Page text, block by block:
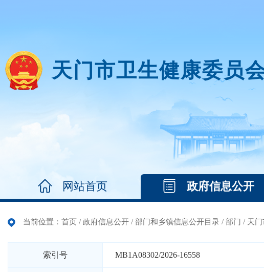
天门市卫生健康委员
网站首页 政府信息公开
当前位置： 首页 / 政府信息公开 / 部门和乡镇信息公开目录 / 部门 / 天
索引号 MB1A08302/2026-16558